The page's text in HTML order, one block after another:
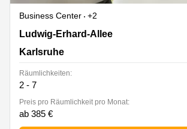
Business Center
+2
Ludwig-Erhard-Allee 10, Karlsruhe
Ludwig-Erhard-Allee
Karlsruhe
Räumlichkeiten:
2 - 7
Preis pro Räumlichkeit pro Monat:
ab 385 €